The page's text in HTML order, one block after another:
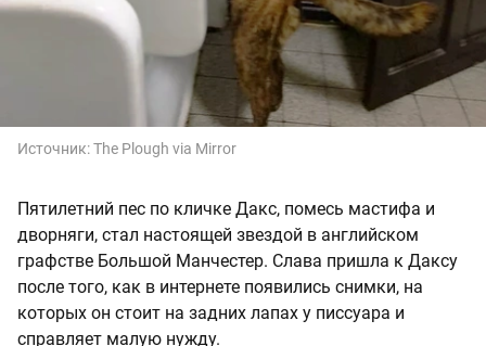
Источник:The Plough via Mirror
Пятилетний пес по кличке Дакс, помесь мастифа и
дворняги, стал настоящей звездой в английском
графстве Большой Манчестер. Слава пришла к Даксу
после того, как в интернете появились снимки, на
которых он стоит на задних лапах у писсуара и
справляет малую нужду.